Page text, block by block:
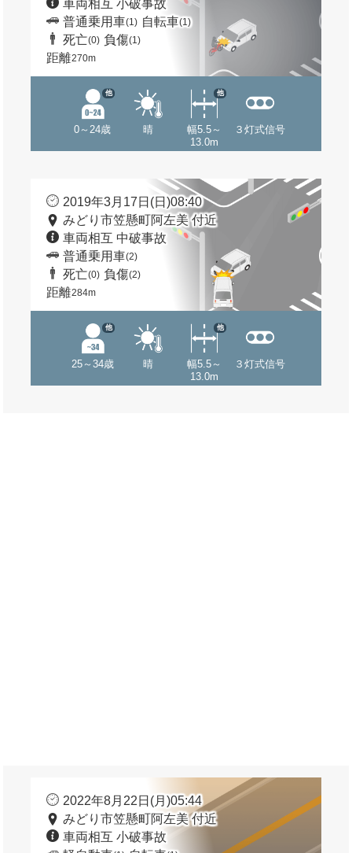
車両相互 小破事故
普通乗用車(1) 自転車(1)
死亡(0) 負傷(1)
距離270m
0～24歳
他
晴
幅5.5～
13.0m
他
３灯式信号
2019年3月17日(日)08:40
みどり市笠懸町阿左美 付近
車両相互 中破事故
普通乗用車(2)
死亡(0) 負傷(2)
距離284m
25～34歳
他
晴
幅5.5～
13.0m
他
３灯式信号
2022年8月22日(月)05:44
みどり市笠懸町阿左美 付近
車両相互 小破事故